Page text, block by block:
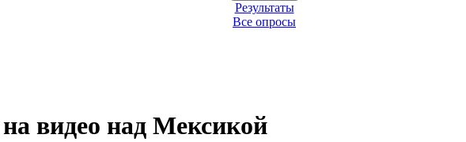
Результаты
Все опросы
видео над Мексикой